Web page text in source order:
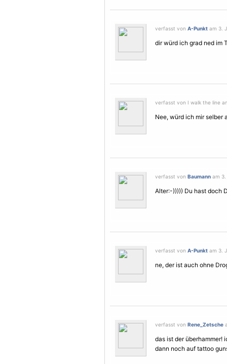
verfasst von A-Punkt am 3.
dir würd ich grad ned im
verfasst von I walk the line
Nee, würd ich mir selber
verfasst von Baumann am 3.
Alter:-))))) Du hast doch
verfasst von A-Punkt am 3.
ne, der ist auch ohne
verfasst von Rene_Zetsche
das ist der überhammer!
dann noch auf tattoo